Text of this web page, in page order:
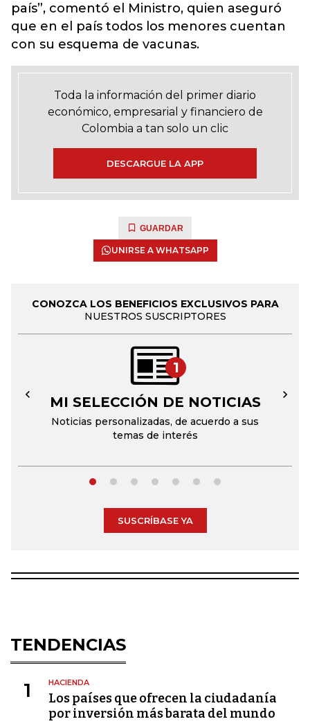
país”, comentó el Ministro, quien aseguró
que en el país todos los menores cuentan
con su esquema de vacunas.
Toda la información del primer diario
económico, empresarial y financiero de
Colombia a tan solo un clic
DESCARGUE LA APP
GUARDAR
UNIRSE A WHATSAPP
CONOZCA LOS BENEFICIOS EXCLUSIVOS PARA
NUESTROS SUSCRIPTORES
1
MI SELECCIÓN DE NOTICIAS
Noticias personalizadas, de acuerdo a sus
temas de interés
← →
SUSCRÍBASE YA
TENDENCIAS
1 HACIENDA
Los países que ofrecen la ciudadanía
por inversión más barata del mundo